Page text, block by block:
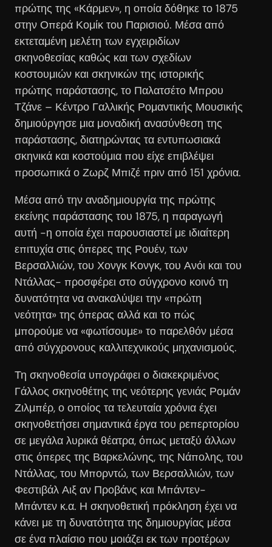
πρώτης της «Κάρμεν», η οποία δόθηκε το 1875
στην Οπερά Κομίκ του Παρισιού. Μέσα από
εκτεταμένη μελέτη των εγχειριδίων
σκηνοθεσίας καθώς και των σχεδίων
κοστουμιών και σκηνικών της ιστορικής
πρώτης παράστασης, το Παλατσέτο Μπρου
Τζάνε – Κέντρο Γαλλικής Ρομαντικής Μουσικής
δημιούργησε μια μοναδική ανασύνθεση της
παράστασης, διατηρώντας τα εντυπωσιακά
σκηνικά και κοστούμια που είχε επιβλέψει
προσωπικά ο Ζωρζ Μπιζέ πριν από 151 χρόνια.
Μέσα από την αναδημιουργία της πρώτης
εκείνης παράστασης του 1875, η παραγωγή
αυτή -η οποία έχει παρουσιαστεί με ιδιαίτερη
επιτυχία στις όπερες της Ρουέν, των
Βερσαλλιών, του Χονγκ Κονγκ, του Ανόι και του
Ντάλλας- προσφέρει στο σύγχρονο κοινό τη
δυνατότητα να ανακαλύψει την «πρώτη
νεότητα» της όπερας αλλά και το πώς
μπορούμε να «φωτίσουμε» το παρελθόν μέσα
από σύγχρονους καλλιτεχνικούς μηχανισμούς.
Τη σκηνοθεσία υπογράφει ο διακεκριμένος
Γάλλος σκηνοθέτης της νεότερης γενιάς Ρομάν
Ζιλμπέρ, ο οποίος τα τελευταία χρόνια έχει
σκηνοθετήσει σημαντικά έργα του ρεπερτορίου
σε μεγάλα λυρικά θέατρα, όπως μεταξύ άλλων
στις όπερες της Βαρκελώνης, της Νάπολης, του
Ντάλλας, του Μπορντώ, των Βερσαλλιών, των
Φεστιβάλ Αιξ αν Προβάνς και Μπάντεν-
Μπάντεν κ.α. Η σκηνοθετική πρόκληση έχει να
κάνει με τη δυνατότητα της δημιουργίας μέσα
σε ένα πλαίσιο που μοιάζει εκ των προτέρων